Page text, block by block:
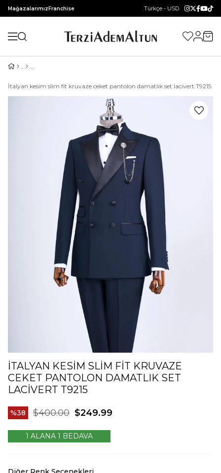
MağazalarımızFranchise Türkçe - USD
İtalyan kesim slim fit kruvaze ceket pantolon damatlık set lacivert T9215
İTALYAN KESIM SLIM FIT KRUVAZE
CEKET PANTOLON DAMATLIK SET
LACIVERT T9215
38 $400.00 $249.99
1 ALANA 1 BEDAVA